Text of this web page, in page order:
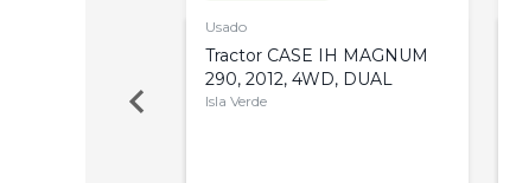
Usado
Tractor CASE IH MAGNUM
290, 2012, 4WD, DUAL
Isla Verde